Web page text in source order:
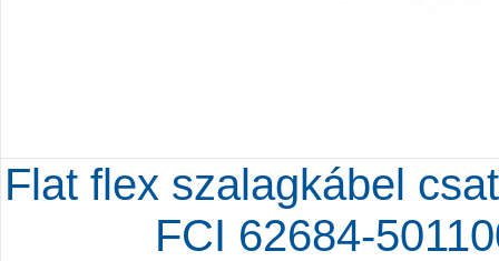
Flat flex szalagkábel
FCI 62684-